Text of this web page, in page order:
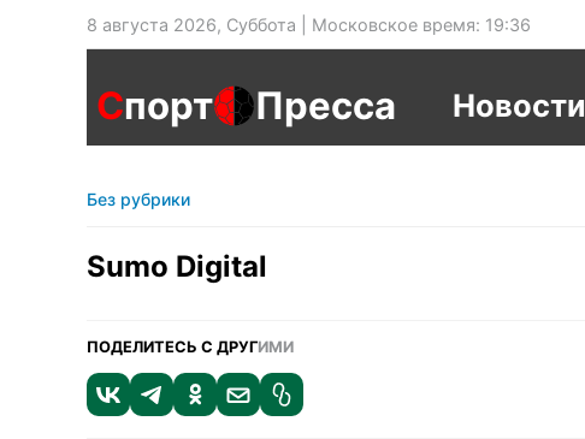
8 августа 2026, Суббота | Московское время: 19:36
Спорт Пресса Новости
Без рубрики
Sumo Digital
ПОДЕЛИТЕСЬ С ДРУГИМИ